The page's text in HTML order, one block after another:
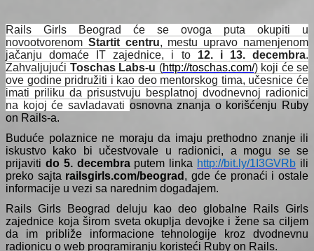
Rails Girls Beograd će se ovoga puta okupiti u
novootvorenom Startit centru, mestu upravo namenjenom
jačanju domaće IT zajednice, i to 12. i 13. decembra.
Zahvaljujući Toschas Labs-u (http://toschas.com/) koji će se
ove godine pridružiti i kao deo mentorskog tima, učesnice će
imati priliku da prisustvuju besplatnoj dvodnevnoj radionici
na kojoj će savladavati osnovna znanja o korišćenju Ruby
on Rails-a.
Buduće polaznice ne moraju da imaju prethodno znanje ili
iskustvo kako bi učestvovale u radionici, a mogu se se
prijaviti do 5. decembraputem linka http://bit.ly/1I3GVRb ili
preko sajta railsgirls.com/beograd , gde će pronaći i ostale
informacije u vezi sa narednim događajem.
Rails Girls Beograd deluju kao deo globalne Rails Girls
zajednice koja širom sveta okuplja devojke i žene sa ciljem
da im približe informacione tehnologije kroz dvodnevnu
radionicu o web programiranju koristeći Ruby on Rails.